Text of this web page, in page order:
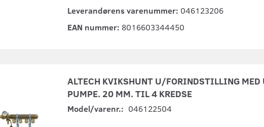
Leverandørens varenummer: 046123206
EAN nummer: 8016603344450
ALTECH KVIKSHUNT U/FORINDSTILLING
PUMPE. 20 MM. TIL 4 KREDSE
Model/varenr.: 046122504